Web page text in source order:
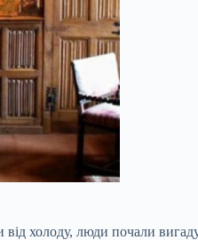
холоду, люди почали